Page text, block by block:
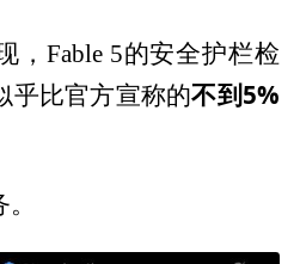
，Fable 5的安全护栏检
乎比官方宣称的不到5%